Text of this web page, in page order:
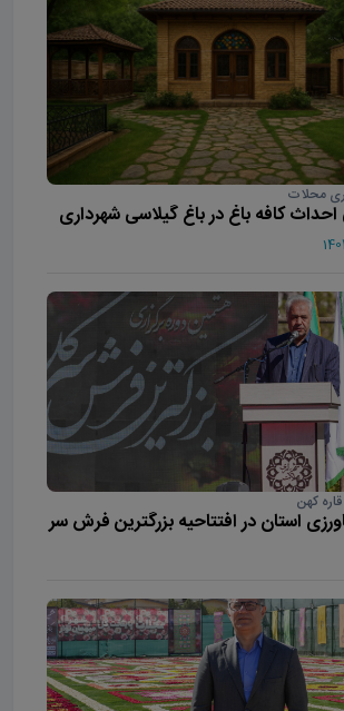
محلات
کافه باغ در باغ گیلاسی شهرداری
کهن
استان در افتتاحیه بزرگترین فرش سر